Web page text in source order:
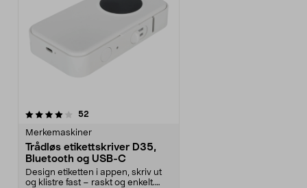
52
Merkemaskiner
Trådløs etikettskriver D35,
Bluetooth og USB-C
Design etiketten i appen, skriv ut
og klistre fast – raskt og enkelt.